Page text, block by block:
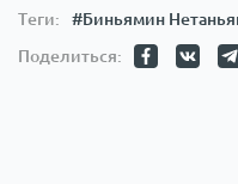
Теги: #Биньямин
Поделиться: